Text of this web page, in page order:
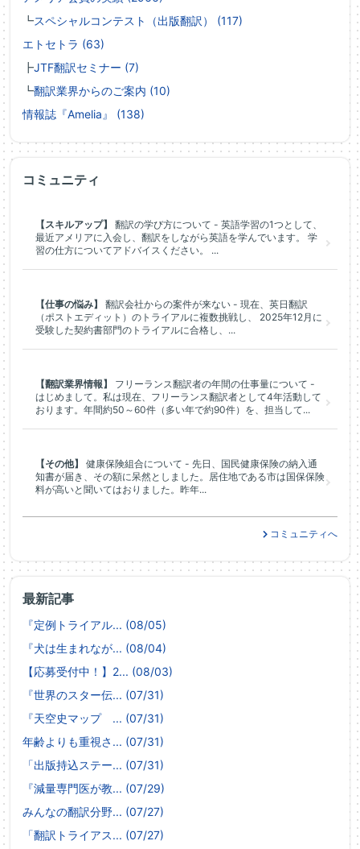
┗スペシャルコンテスト（出版翻訳） (117)
エトセトラ (63)
┣JTF翻訳セミナー (7)
┗翻訳業界からのご案内 (10)
情報誌『Amelia』 (138)
最新記事
『定例トライアル... (08/05)
『犬は生まれなが... (08/04)
【応募受付中！】2... (08/03)
『世界のスター伝... (07/31)
『天空史マップ ... (07/31)
年齢よりも重視さ... (07/31)
「出版持込ステー... (07/31)
『減量専門医が教... (07/29)
みんなの翻訳分野... (07/27)
「翻訳トライアス... (07/27)
コミュニティ
【スキルアップ】
翻訳の学び方について - 英語学習の1つとして、
最近アメリアに入会し、翻訳をしながら英語を学んでいます。 学
習の仕方についてアドバイスください。 ...
【仕事の悩み】
翻訳会社からの案件が来ない - 現在、英日翻訳
（ポストエディット）のトライアルに複数挑戦し、 2025年12月に
受験した契約書部門のトライアルに合格し、...
【翻訳業界情報】
フリーランス翻訳者の年間の仕事量について -
はじめまして。私は現在、フリーランス翻訳者として4年活動して
おります。年間約50～60件（多い年で約90件）を、担当して...
【その他】
健康保険組合について - 先日、国民健康保険の納入通
知書が届き、その額に呆然としました。居住地である市は国保保険
料が高いと聞いてはおりました。昨年...
コミュニティへ